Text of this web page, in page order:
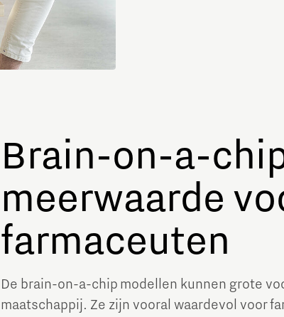
Brain-on-a-
meerwaarde
farmaceuten
De brain-on-a-chip modellen kunnen grote
maatschappij. Ze zijn vooral waardevol voor